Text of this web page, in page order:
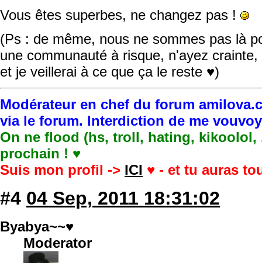
Vous êtes superbes, ne changez pas !
(Ps : de même, nous ne sommes pas là
une communauté à risque, n'ayez
et je veillerai à ce que ça le reste ♥)
Modérateur en chef du forum
via le forum. Interdiction de me
On ne flood (hs, troll, hating, kikoolol,
prochain ! ♥
Suis mon profil -> ICI ♥ - et tu auras
#4 04 Sep, 2011 18:31:02
Byabya~~♥
Moderator